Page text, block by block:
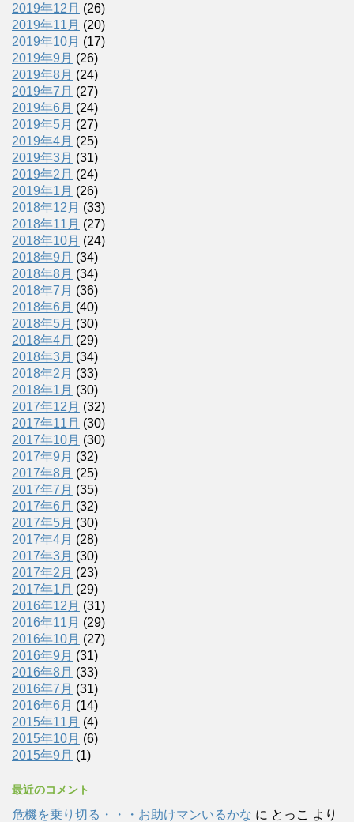
2019年12月 (26)
2019年11月 (20)
2019年10月 (17)
2019年9月 (26)
2019年8月 (24)
2019年7月 (27)
2019年6月 (24)
2019年5月 (27)
2019年4月 (25)
2019年3月 (31)
2019年2月 (24)
2019年1月 (26)
2018年12月 (33)
2018年11月 (27)
2018年10月 (24)
2018年9月 (34)
2018年8月 (34)
2018年7月 (36)
2018年6月 (40)
2018年5月 (30)
2018年4月 (29)
2018年3月 (34)
2018年2月 (33)
2018年1月 (30)
2017年12月 (32)
2017年11月 (30)
2017年10月 (30)
2017年9月 (32)
2017年8月 (25)
2017年7月 (35)
2017年6月 (32)
2017年5月 (30)
2017年4月 (28)
2017年3月 (30)
2017年2月 (23)
2017年1月 (29)
2016年12月 (31)
2016年11月 (29)
2016年10月 (27)
2016年9月 (31)
2016年8月 (33)
2016年7月 (31)
2016年6月 (14)
2015年11月 (4)
2015年10月 (6)
2015年9月 (1)
最近のコメント
危機を乗り切る・・・お助けマンいるかな に とっこ より